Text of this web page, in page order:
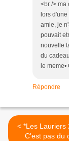
<br /> ma
lors
amie, je
pouvait
nouvelle
du
le
Répondre
< *Les Lauriers 2014* - 1 -
C'est pas du